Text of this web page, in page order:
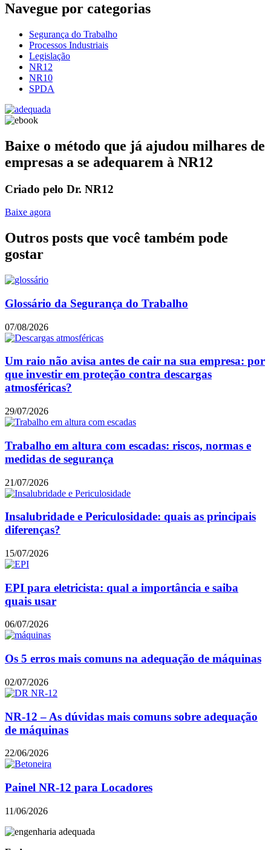
Navegue por categorias
Segurança do Trabalho
Processos Industriais
Legislação
NR12
NR10
SPDA
Baixe o método que já ajudou milhares de
empresas a se adequarem à NR12
Criado pelo Dr. NR12
Baixe agora
Outros posts que você também pode
gostar
Glossário da Segurança do Trabalho
07/08/2026
Um raio não avisa antes de cair na sua empresa: por
que investir em proteção contra descargas
atmosféricas?
29/07/2026
Trabalho em altura com escadas: riscos, normas e
medidas de segurança
21/07/2026
Insalubridade e Periculosidade: quais as principais
diferenças?
15/07/2026
EPI para eletricista: qual a importância e saiba
quais usar
06/07/2026
Os 5 erros mais comuns na adequação de máquinas
02/07/2026
NR-12 – As dúvidas mais comuns sobre adequação
de máquinas
22/06/2026
Painel NR-12 para Locadores
11/06/2026